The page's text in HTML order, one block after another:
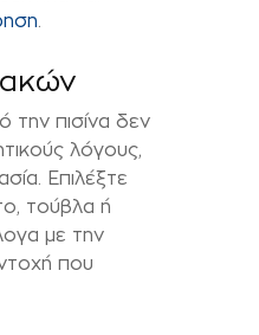
την πισίνα δεν
λόγους,
Επιλέξτε
τούβλα ή
με την
που